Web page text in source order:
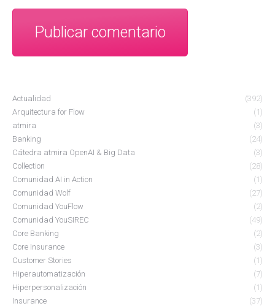
Publicar comentario
Actualidad
(392)
Arquitectura for Flow
(1)
atmira
(3)
Banking
(24)
Cátedra atmira OpenAI & Big Data
(3)
Collection
(28)
Comunidad AI in Action
(1)
Comunidad Wolf
(27)
Comunidad YouFlow
(2)
Comunidad YouSIREC
(49)
Core Banking
(2)
Core Insurance
(3)
Customer Stories
(1)
Hiperautomatización
(7)
Hiperpersonalización
(1)
Insurance
(37)